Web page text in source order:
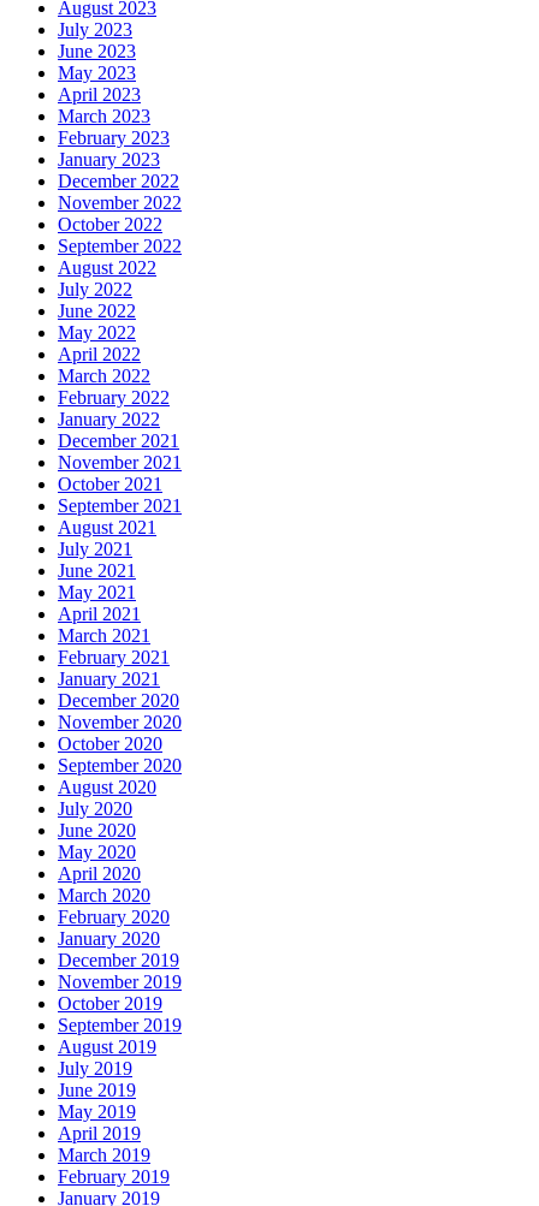
August 2023
July 2023
June 2023
May 2023
April 2023
March 2023
February 2023
January 2023
December 2022
November 2022
October 2022
September 2022
August 2022
July 2022
June 2022
May 2022
April 2022
March 2022
February 2022
January 2022
December 2021
November 2021
October 2021
September 2021
August 2021
July 2021
June 2021
May 2021
April 2021
March 2021
February 2021
January 2021
December 2020
November 2020
October 2020
September 2020
August 2020
July 2020
June 2020
May 2020
April 2020
March 2020
February 2020
January 2020
December 2019
November 2019
October 2019
September 2019
August 2019
July 2019
June 2019
May 2019
April 2019
March 2019
February 2019
January 2019